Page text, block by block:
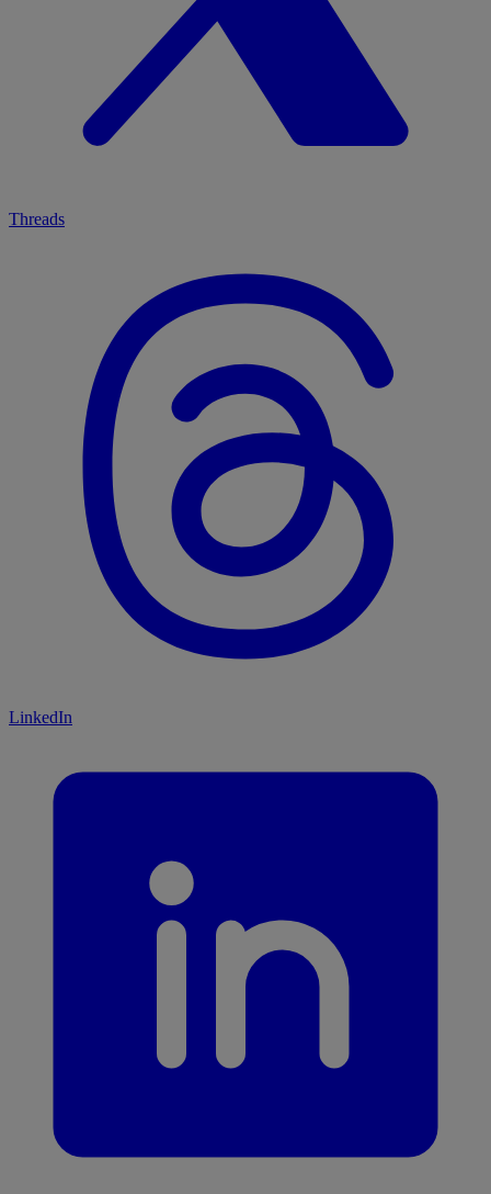
Threads
LinkedIn